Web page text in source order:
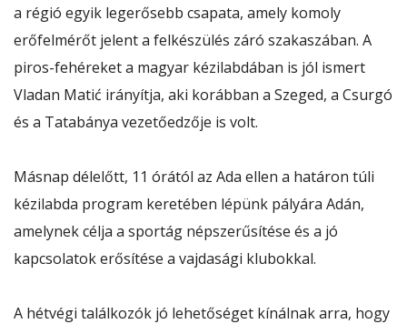
a régió egyik legerősebb csapata, amely komoly
erőfelmérőt jelent a felkészülés záró szakaszában. A
piros-fehéreket a magyar kézilabdában is jól ismert
Vladan Matić irányítja, aki korábban a Szeged, a Csurgó
és a Tatabánya vezetőedzője is volt.
Másnap délelőtt, 11 órától az Ada ellen a határon túli
kézilabda program keretében lépünk pályára Adán,
amelynek célja a sportág népszerűsítése és a jó
kapcsolatok erősítése a vajdasági klubokkal.
A hétvégi találkozók jó lehetőséget kínálnak arra, hogy